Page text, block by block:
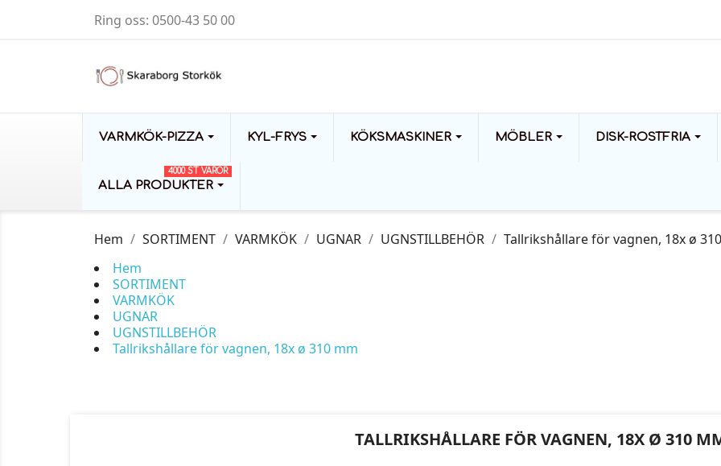
Ring oss: 0500-43 50 00
VARMKÖK-PIZZA KYL-FRYS KÖKSMASKINER MÖBLER DISK-ROSTFRIA
ALLA PRODUKTER
4000 ST VAROR
Hem SORTIMENT VARMKÖK UGNAR UGNSTILLBEHÖR
Tallrikshållare för vagnen, 18x ø
Hem
SORTIMENT
VARMKÖK
UGNAR
UGNSTILLBEHÖR
Tallrikshållare för vagnen, 18x ø 310 mm
TALLRIKSHÅLLARE FÖR VAGNEN, 18X Ø 310